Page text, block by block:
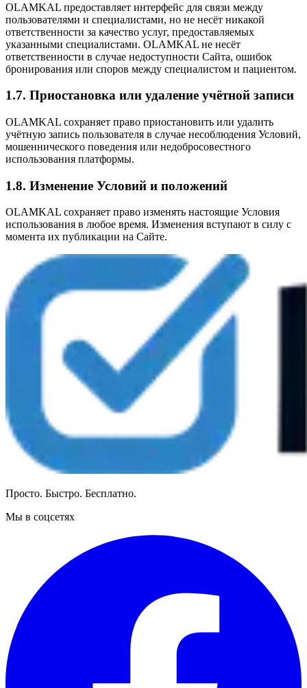
OLAMKAL предоставляет интерфейс для связи между
пользователями и специалистами, но не несёт никакой
ответственности за качество услуг, предоставляемых
указанными специалистами. OLAMKAL не несёт
ответственности в случае недоступности Сайта, ошибок
бронирования или споров между специалистом и пациентом.
1.7. Приостановка или удаление учётной записи
OLAMKAL сохраняет право приостановить или удалить
учётную запись пользователя в случае несоблюдения Условий,
мошеннического поведения или недобросовестного
использования платформы.
1.8. Изменение Условий и положений
OLAMKAL сохраняет право изменять настоящие Условия
использования в любое время. Изменения вступают в силу с
момента их публикации на Сайте.
Просто. Быстро. Бесплатно.
Мы в соцсетях